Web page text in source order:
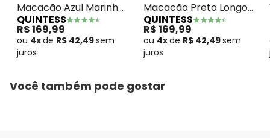
Macacão Azul Marinho
em Malha de Viscose
QUINTESS
R$ 169,99
ou 4xde R$ 42,49sem
juros
Macacão Preto Longo
com Bolsos e Faixa
QUINTESS
R$ 169,99
ou 4xde R$ 42,49sem
juros
Você também pode gostar